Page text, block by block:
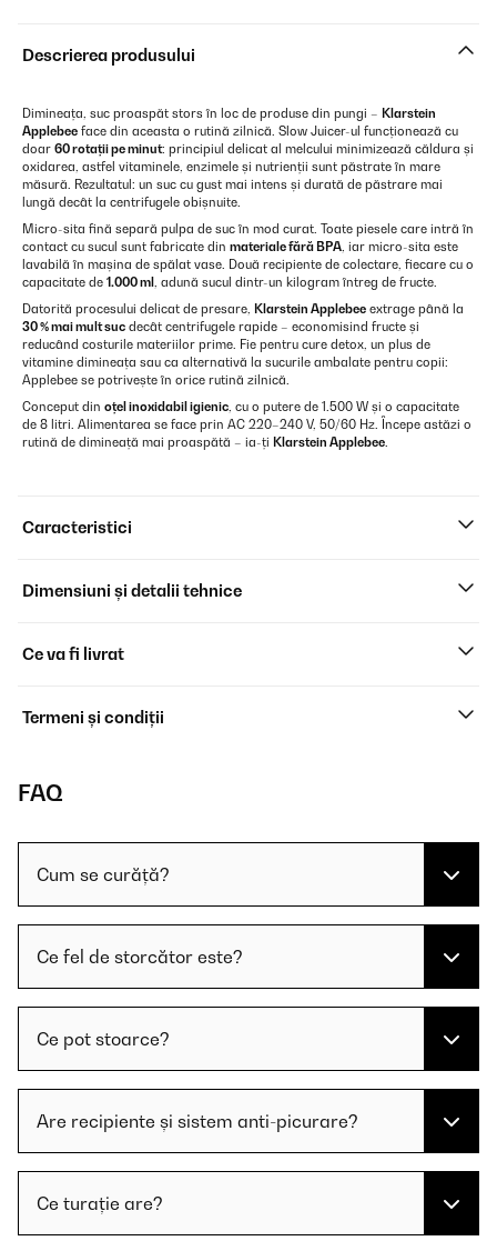
Descrierea produsului
Dimineața, suc proaspăt stors în loc de produse din pungi – Klarstein
Applebee face din aceasta o rutină zilnică. Slow Juicer-ul funcționează cu
doar 60 rotații pe minut: principiul delicat al melcului minimizează căldura și
oxidarea, astfel vitaminele, enzimele și nutrienții sunt păstrate în mare
măsură. Rezultatul: un suc cu gust mai intens și durată de păstrare mai
lungă decât la centrifugele obișnuite.
Micro-sita fină separă pulpa de suc în mod curat. Toate piesele care intră în
contact cu sucul sunt fabricate din materiale fără BPA, iar micro-sita este
lavabilă în mașina de spălat vase. Două recipiente de colectare, fiecare cu o
capacitate de 1.000 ml , adună sucul dintr-un kilogram întreg de fructe.
Datorită procesului delicat de presare, Klarstein Applebee extrage până la
30 % mai mult suc decât centrifugele rapide – economisind fructe și
reducând costurile materiilor prime. Fie pentru cure detox, un plus de
vitamine dimineața sau ca alternativă la sucurile ambalate pentru copii:
Applebee se potrivește în orice rutină zilnică.
Conceput din oțel inoxidabil igienic, cu o putere de 1.500 W și o capacitate
de 8 litri. Alimentarea se face prin AC 220–240 V, 50/60 Hz. Începe astăzi o
rutină de dimineață mai proaspătă – ia-ți Klarstein Applebee.
Caracteristici
Dimensiuni și detalii tehnice
Ce va fi livrat
Termeni și condiții
FAQ
Cum se curăță?
Ce fel de storcător este?
Ce pot stoarce?
Are recipiente și sistem anti-picurare?
Ce turație are?